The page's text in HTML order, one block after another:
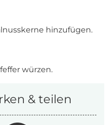
hinzufügen.
würzen.
& teilen